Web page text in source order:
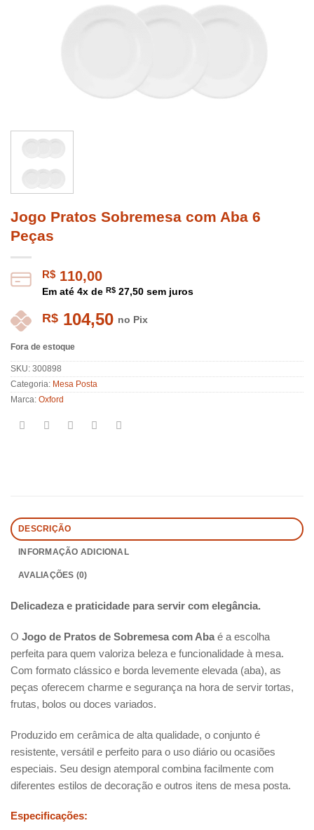
Jogo Pratos Sobremesa com Aba 6
Peças
R$ 110,00
Em até 4x de R$ 27,50 sem juros
R$ 104,50 no Pix
Fora de estoque
SKU: 300898
Categoria: Mesa Posta
Marca: Oxford
DESCRIÇÃO
INFORMAÇÃO ADICIONAL
AVALIAÇÕES (0)
Delicadeza e praticidade para servir com elegância.
O Jogo de Pratos de Sobremesa com Aba é a escolha
perfeita para quem valoriza beleza e funcionalidade à mesa.
Com formato clássico e borda levemente elevada (aba), as
peças oferecem charme e segurança na hora de servir tortas,
frutas, bolos ou doces variados.
Produzido em cerâmica de alta qualidade, o conjunto é
resistente, versátil e perfeito para o uso diário ou ocasiões
especiais. Seu design atemporal combina facilmente com
diferentes estilos de decoração e outros itens de mesa posta.
Especificações: